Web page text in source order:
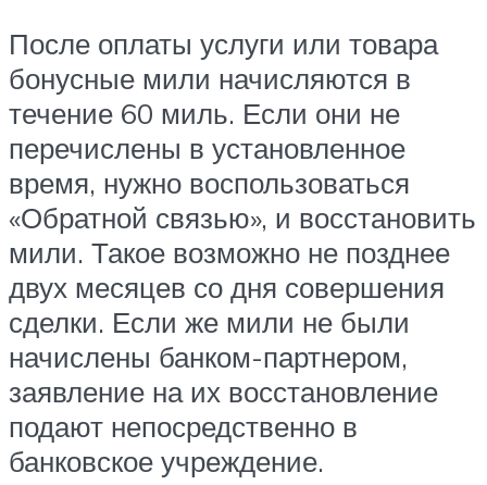
После оплаты услуги или товара
бонусные мили начисляются в
течение 60 миль. Если они не
перечислены в установленное
время, нужно воспользоваться
«Обратной связью», и восстановить
мили. Такое возможно не позднее
двух месяцев со дня совершения
сделки. Если же мили не были
начислены банком-партнером,
заявление на их восстановление
подают непосредственно в
банковское учреждение.